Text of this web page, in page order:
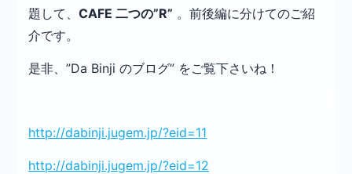
題して、CAFE 二つの”R” 。前後編に分けてのご紹
介です。
是非、”Da Binji のブログ” をご覧下さいね！
http://dabinji.jugem.jp/?eid=11
http://dabinji.jugem.jp/?eid=12